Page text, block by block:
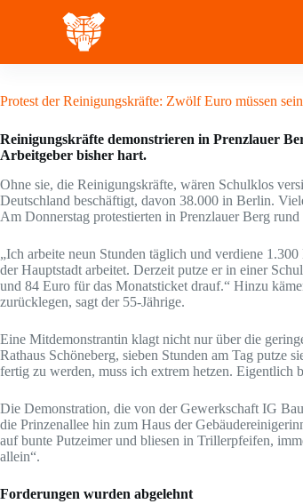
19 Oktober 2020
Protest der Reinigungskräfte: Zwölf Euro müssen sein
Reinigungskräfte demonstrieren in Prenzlauer
Arbeitgeber bisher hart.
Ohne sie, die Reinigungskräfte, wären Schulklos
Deutschland beschäftigt, davon 38.000 in Berlin.
Am Donnerstag protestierten in Prenzlauer Berg
„Ich arbeite neun Stunden täglich und verdiene
der Hauptstadt arbeitet. Derzeit putze er in einer
und 84 Euro für das Monatsticket drauf.“ Hinzu
zurücklegen, sagt der 55-Jährige.
Eine Mitdemonstrantin klagt nicht nur über die
Rathaus Schöneberg, sieben Stunden am Tag putze
fertig zu werden, muss ich extrem hetzen. Eigentlich
Die Demonstration, die von der Gewerkschaft IG
die Prinzenallee hin zum Haus der
auf bunte Putzeimer und bliesen in Trillerpfeifen,
allein“.
Forderungen wurden abgelehnt